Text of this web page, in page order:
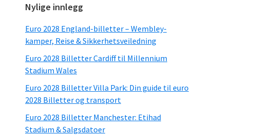
Primær
sidefelt
Nylige innlegg
Euro 2028 England-billetter – Wembley-
kamper, Reise & Sikkerhetsveiledning
Euro 2028 Billetter Cardiff til Millennium
Stadium Wales
Euro 2028 Billetter Villa Park: Din guide til euro
2028 Billetter og transport
Euro 2028 Billetter Manchester: Etihad
Stadium & Salgsdatoer